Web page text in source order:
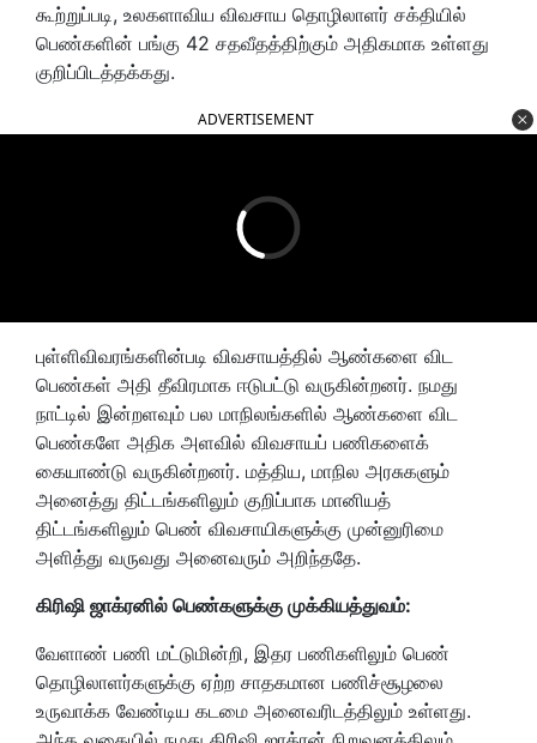
கூற்றுப்படி, உலகளாவிய விவசாய தொழிலாளர் சக்தியில்
பெண்களின் பங்கு 42 சதவீதத்திற்கும் அதிகமாக உள்ளது
குறிப்பிடத்தக்கது.
ADVERTISEMENT
புள்ளிவிவரங்களின்படி விவசாயத்தில் ஆண்களை விட
பெண்கள் அதி தீவிரமாக ஈடுபட்டு வருகின்றனர். நமது
நாட்டில் இன்றளவும் பல மாநிலங்களில் ஆண்களை விட
பெண்களே அதிக அளவில் விவசாயப் பணிகளைக்
கையாண்டு வருகின்றனர். மத்திய, மாநில அரசுகளும்
அனைத்து திட்டங்களிலும் குறிப்பாக மானியத்
திட்டங்களிலும் பெண் விவசாயிகளுக்கு முன்னுரிமை
அளித்து வருவது அனைவரும் அறிந்ததே.
கிரிஷி ஜாக்ரனில் பெண்களுக்கு முக்கியத்துவம்:
வேளாண் பணி மட்டுமின்றி, இதர பணிகளிலும் பெண்
தொழிலாளர்களுக்கு ஏற்ற சாதகமான பணிச்சூழலை
உருவாக்க வேண்டிய கடமை அனைவரிடத்திலும் உள்ளது.